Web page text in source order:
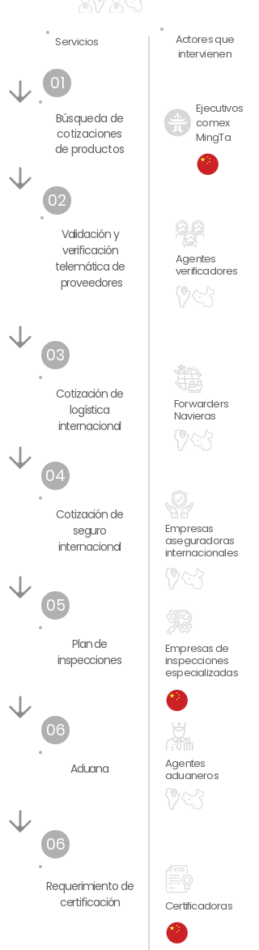
Servicios
01
Búsqueda de
cotizaciones
de productos
Actores que
intervienen
Ejecutivos
comex
MingTa
02
Validación y
verificación
telemática de
proveedores
Agentes
verificadores
03
Cotización de
logística
internacional
04
Forwarders
Navieras
Cotización de
seguro
internacional
Empresas
aseguradoras
internacionales
05
Plan de
inspecciones
Empresas de
inspecciones
especializadas
06
Aduana Agentes
aduaneros
06
Requerimientode
certificación
Certificadoras